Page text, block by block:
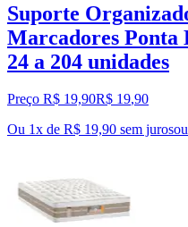
Suporte
Marcadores Ponta
24 a 204 unidades
Preço R$ 19,90R$ 19,90
Ou 1x de R$ 19,90 sem jurosou